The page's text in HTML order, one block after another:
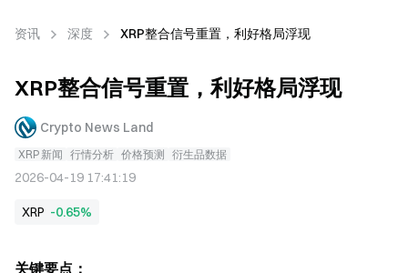
资讯 深度 XRP整合信号重置，利好格局浮现
XRP整合信号重置，利好格局浮现
Crypto News Land
XRP 新闻 行情分析 价格预测 衍生品数据
2026-04-19 17:41:19
XRP -0.65%
关键要点：